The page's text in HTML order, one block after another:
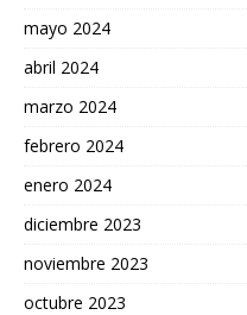
mayo 2024
abril 2024
marzo 2024
febrero 2024
enero 2024
diciembre 2023
noviembre 2023
octubre 2023